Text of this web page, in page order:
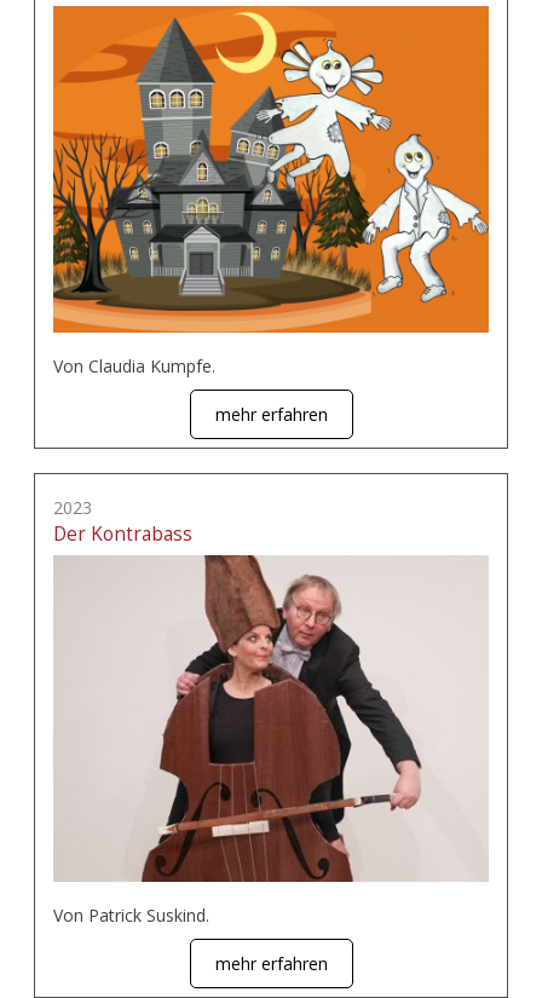
Von Claudia Kumpfe.
mehr erfahren
2023
Der Kontrabass
Von Patrick Suskind.
mehr erfahren